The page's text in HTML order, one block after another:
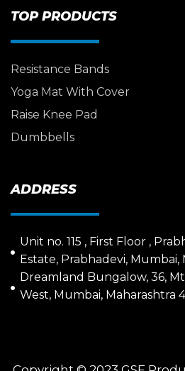
TOP PRODUCTS
Resistance Bands
Yoga Mat With Cover
Raise Knee Pad
Dumbbells
ADDRESS
Unit no. 115 , First Floor ,
Estate, Prabhadevi,
Dreamland Bungalow, 36,
West, Mumbai, Maharashtra